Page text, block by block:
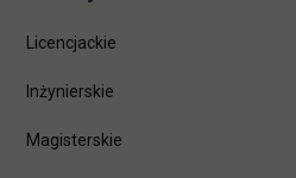
Licencjackie
Inżynierskie
Magisterskie